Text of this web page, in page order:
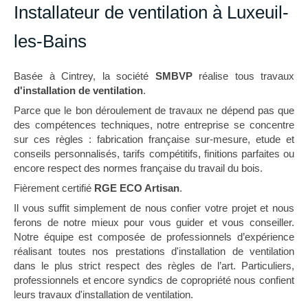
Installateur de ventilation à Luxeuil-
les-Bains
Basée à Cintrey, la société SMBVPréalise tous travaux
d'installation de ventilation.
Parce que le bon déroulement de travaux ne dépend pas que
des compétences techniques, notre entreprise se concentre
sur ces règles : fabrication française sur-mesure, etude et
conseils personnalisés, tarifs compétitifs, finitions parfaites ou
encore respect des normes française du travail du bois.
Fièrement certifié RGE ECO Artisan.
Il vous suffit simplement de nous confier votre projet et nous
ferons de notre mieux pour vous guider et vous conseiller.
Notre équipe est composée de professionnels d’expérience
réalisant toutes nos prestations d'installation de ventilation
dans le plus strict respect des règles de l’art. Particuliers,
professionnels et encore syndics de copropriété nous confient
leurs travaux d'installation de ventilation.